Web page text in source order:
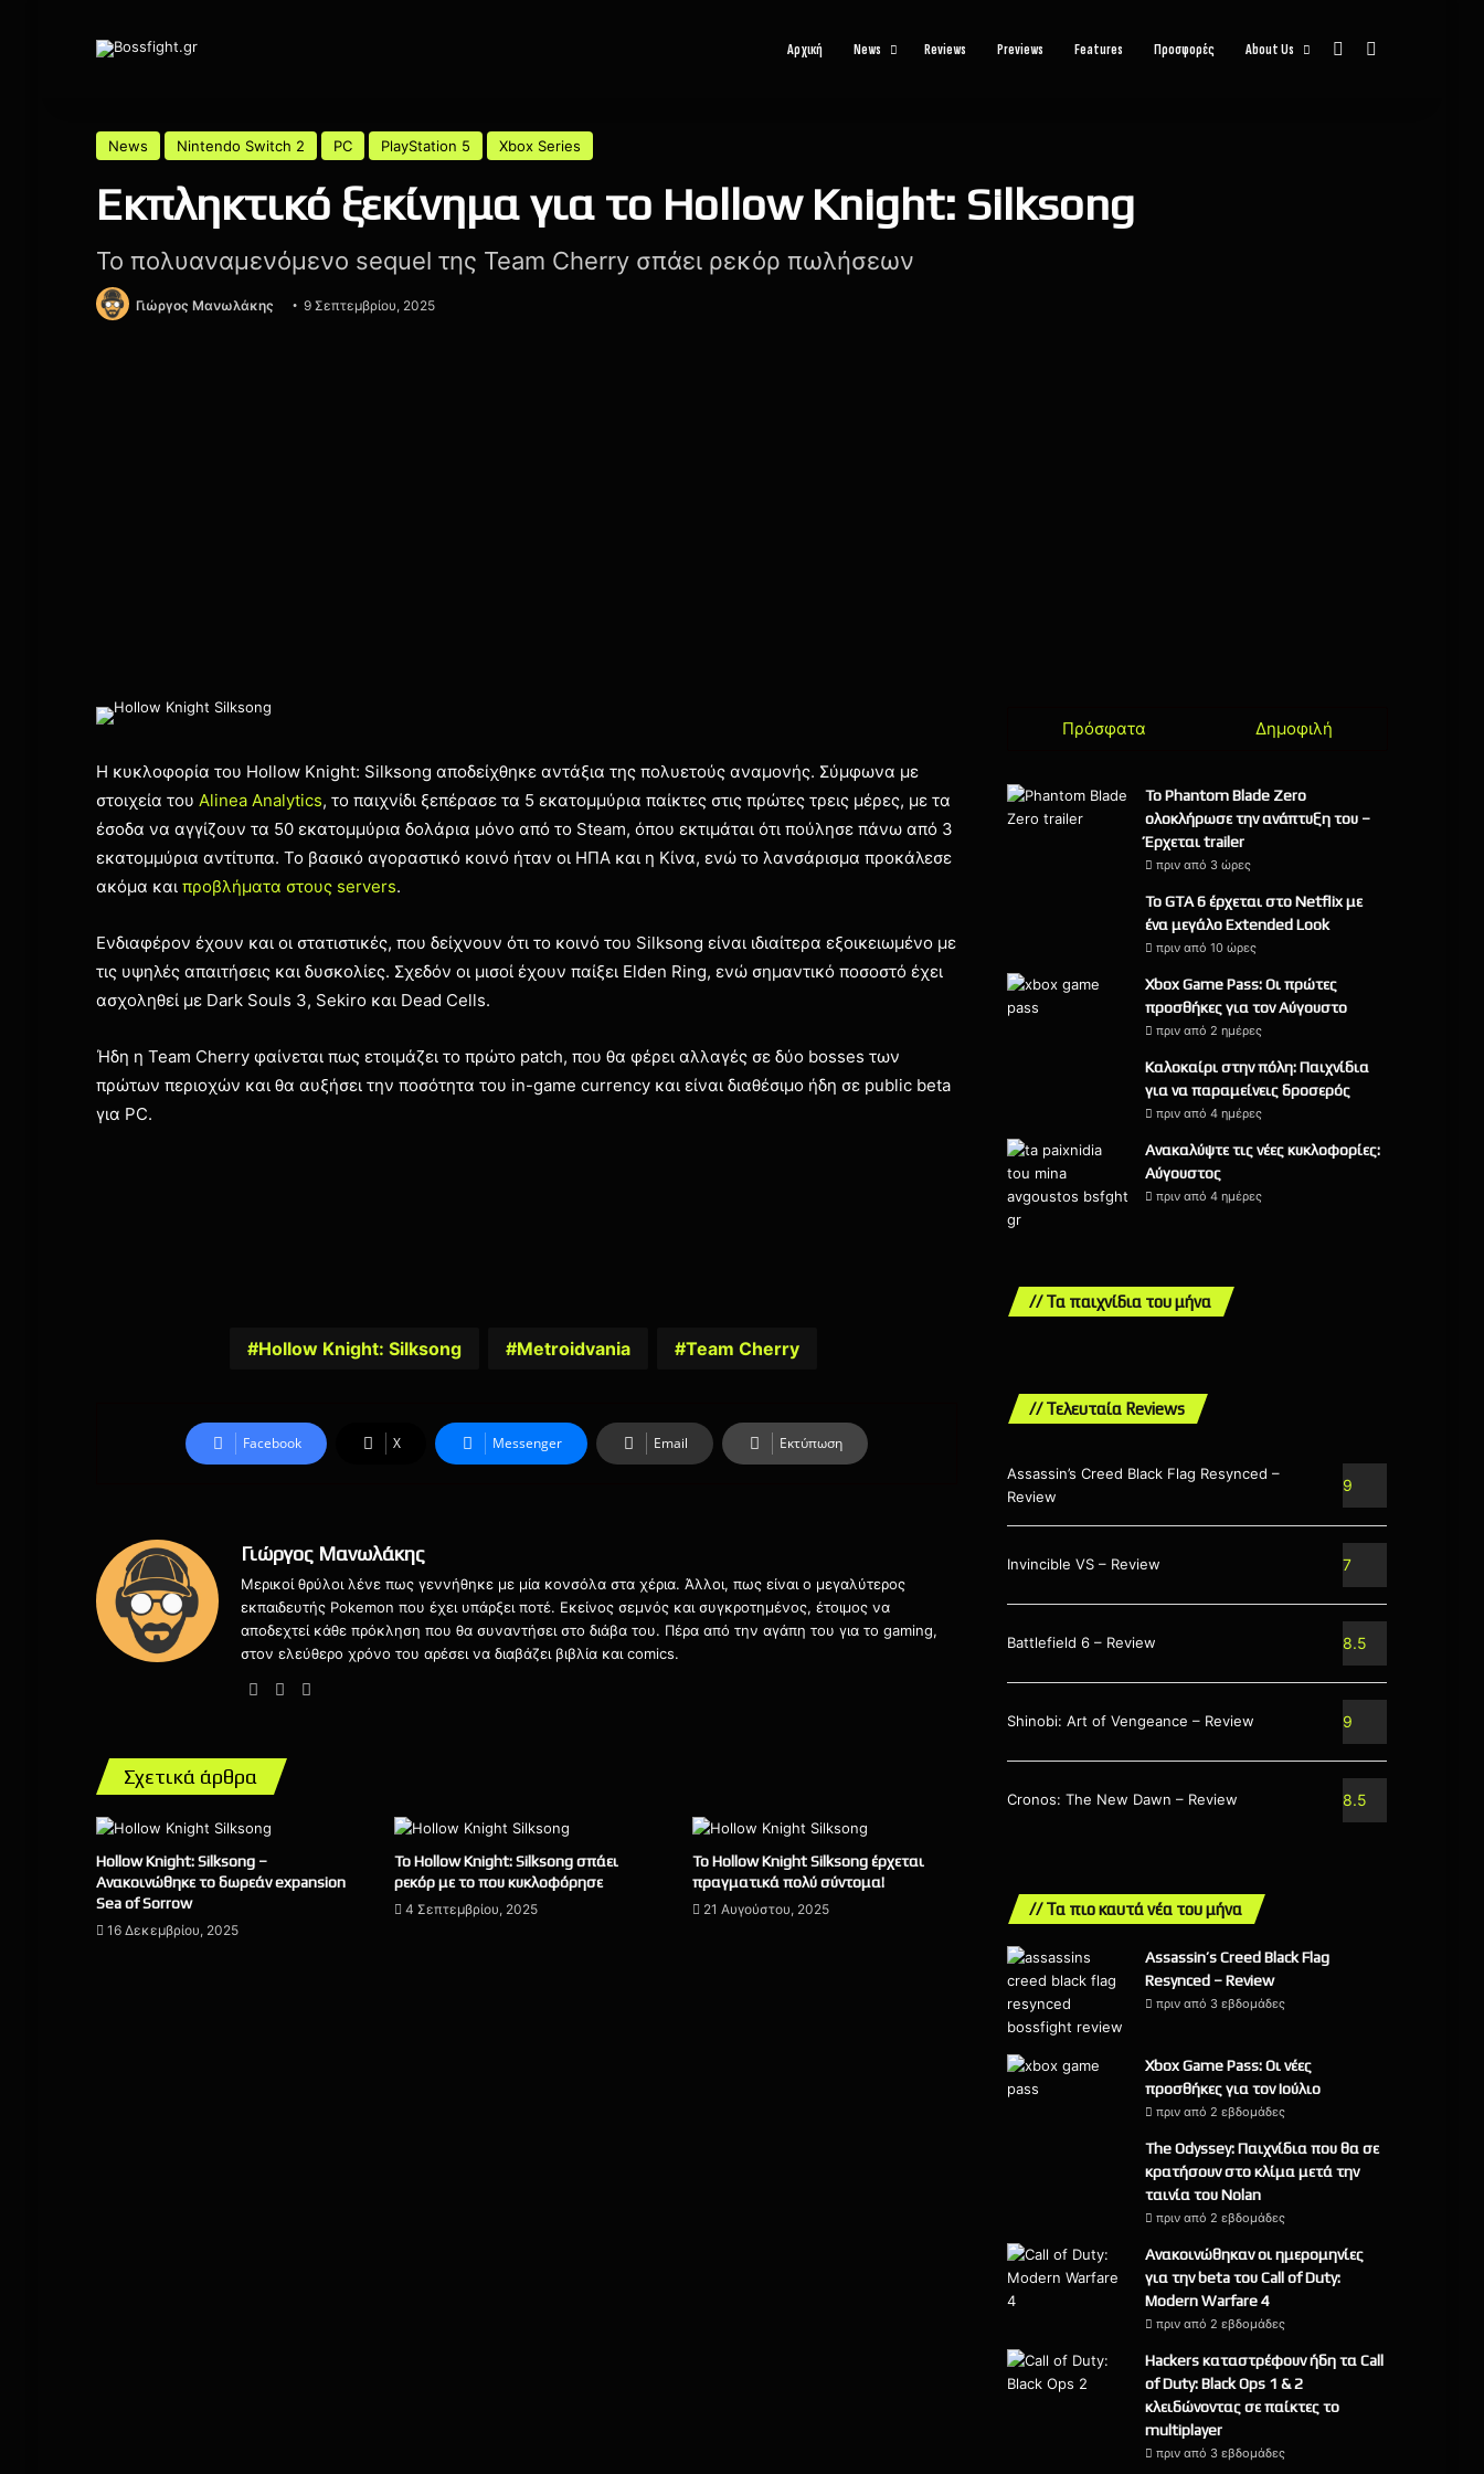
Αρχική News Reviews Previews Features Προσφορές About Us Sidebar
News Nintendo Switch 2 PC PlayStation 5 Xbox Series
Εκπληκτικό ξεκίνημα για το Hollow Knight: Silksong
Το πολυαναμενόμενο sequel της Team Cherry σπάει ρεκόρ πωλήσεων
Γιώργος Μανωλάκης 9 Σεπτεμβρίου, 2025
Η κυκλοφορία του Hollow Knight: Silksong αποδείχθηκε αντάξια της πολυετούς αναμονής. Σύμφωνα με
στοιχεία του Alinea Analytics, το παιχνίδι ξεπέρασε τα 5 εκατομμύρια παίκτες στις πρώτες τρεις μέρες, με τα
έσοδα να αγγίζουν τα 50 εκατομμύρια δολάρια μόνο από το Steam, όπου εκτιμάται ότι πούλησε πάνω από 3
εκατομμύρια αντίτυπα. Το βασικό αγοραστικό κοινό ήταν οι ΗΠΑ και η Κίνα, ενώ το λανσάρισμα προκάλεσε
ακόμα και προβλήματα στους servers.
Ενδιαφέρον έχουν και οι στατιστικές, που δείχνουν ότι το κοινό του Silksong είναι ιδιαίτερα εξοικειωμένο με
τις υψηλές απαιτήσεις και δυσκολίες. Σχεδόν οι μισοί έχουν παίξει Elden Ring, ενώ σημαντικό ποσοστό έχει
ασχοληθεί με Dark Souls 3, Sekiro και Dead Cells.
Ήδη η Team Cherry φαίνεται πως ετοιμάζει το πρώτο patch, που θα φέρει αλλαγές σε δύο bosses των
πρώτων περιοχών και θα αυξήσει την ποσότητα του in-game currency και είναι διαθέσιμο ήδη σε public beta
για PC.
Hollow Knight: Silksong Metroidvania Team Cherry
Facebook X Messenger Email Εκτύπωση
Γιώργος Μανωλάκης
Μερικοί θρύλοι λένε πως γεννήθηκε με μία κονσόλα στα χέρια. Άλλοι, πως είναι ο μεγαλύτερος
εκπαιδευτής Pokemon που έχει υπάρξει ποτέ. Εκείνος σεμνός και συγκροτημένος, έτοιμος να
αποδεχτεί κάθε πρόκληση που θα συναντήσει στο διάβα του. Πέρα από την αγάπη του για το gaming,
στον ελεύθερο χρόνο του αρέσει να διαβάζει βιβλία και comics.
Facebook
X
Σχετικά άρθρα
Hollow Knight: Silksong –
Ανακοινώθηκε το δωρεάν expansion
Sea of Sorrow
16 Δεκεμβρίου, 2025
Το Hollow Knight: Silksong σπάει
ρεκόρ με το που κυκλοφόρησε
4 Σεπτεμβρίου, 2025
Το Hollow Knight Silksong έρχεται
πραγματικά πολύ σύντομα!
21 Αυγούστου, 2025
Πρόσφατα Δημοφιλή
Το Phantom Blade Zero
ολοκλήρωσε την ανάπτυξη του –
Έρχεται trailer
πριν από 3 ώρες
Το GTA 6 έρχεται στο Netflix με
ένα μεγάλο Extended Look
πριν από 10 ώρες
Xbox Game Pass: Οι πρώτες
προσθήκες για τον Αύγουστο
πριν από 2 ημέρες
Καλοκαίρι στην πόλη: Παιχνίδια
για να παραμείνεις δροσερός
πριν από 4 ημέρες
Ανακαλύψτε τις νέες κυκλοφορίες:
Αύγουστος
πριν από 4 ημέρες
// Τα παιχνίδια του μήνα
// Τελευταία Reviews
Assassin’s Creed Black Flag Resynced –
Review
9
Invincible VS – Review 7
Battlefield 6 – Review 8.5
Shinobi: Art of Vengeance – Review 9
Cronos: The New Dawn – Review 8.5
// Τα πιο καυτά νέα του μήνα
9
Assassin’s Creed Black Flag
Resynced – Review
πριν από 3 εβδομάδες
Xbox Game Pass: Οι νέες
προσθήκες για τον Ιούλιο
πριν από 2 εβδομάδες
The Odyssey: Παιχνίδια που θα σε
κρατήσουν στο κλίμα μετά την
ταινία του Nolan
πριν από 2 εβδομάδες
Ανακοινώθηκαν οι ημερομηνίες
για την beta του Call of Duty:
Modern Warfare 4
πριν από 2 εβδομάδες
Hackers καταστρέφουν ήδη τα Call
of Duty: Black Ops 1 & 2
κλειδώνοντας σε παίκτες το
multiplayer
πριν από 3 εβδομάδες